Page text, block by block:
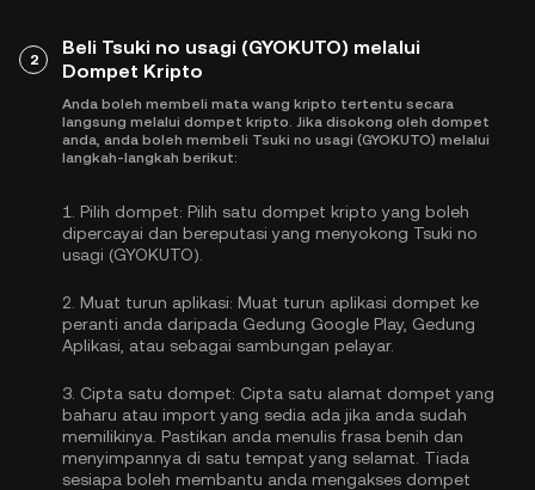
2
Beli Tsuki no usagi (GYOKUTO) melalui
Dompet Kripto
Anda boleh membeli mata wang kripto tertentu secara
langsung melalui dompet kripto. Jika disokong oleh dompet
anda, anda boleh membeli Tsuki no usagi (GYOKUTO) melalui
langkah-langkah berikut:
1. Pilih dompet: Pilih satu dompet kripto yang boleh
dipercayai dan bereputasi yang menyokong Tsuki no
usagi (GYOKUTO).
2. Muat turun aplikasi: Muat turun aplikasi dompet ke
peranti anda daripada Gedung Google Play, Gedung
Aplikasi, atau sebagai sambungan pelayar.
3. Cipta satu dompet: Cipta satu alamat dompet yang
baharu atau import yang sedia ada jika anda sudah
memilikinya. Pastikan anda menulis frasa benih dan
menyimpannya di satu tempat yang selamat. Tiada
sesiapa boleh membantu anda mengakses dompet